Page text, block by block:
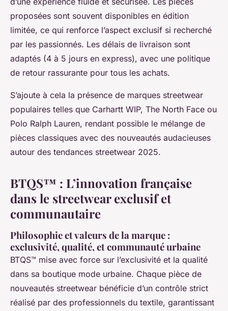
proposées sont souvent disponibles en édition
limitée, ce qui renforce l’aspect exclusif si recherché
par les passionnés. Les délais de livraison sont
adaptés (4 à 5 jours en express), avec une politique
de retour rassurante pour tous les achats.
S’ajoute à cela la présence de marques streetwear
populaires telles que Carhartt WIP, The North Face ou
Polo Ralph Lauren, rendant possible le mélange de
pièces classiques avec des nouveautés audacieuses
autour des tendances streetwear 2025.
BTQS™ : L’innovation française
dans le streetwear exclusif et
communautaire
Philosophie et valeurs de la marque :
exclusivité, qualité, et communauté urbaine
BTQS™ mise avec force sur l’exclusivité et la qualité
dans sa boutique mode urbaine. Chaque pièce de
nouveautés streetwear bénéficie d’un contrôle strict
réalisé par des professionnels du textile, garantissant